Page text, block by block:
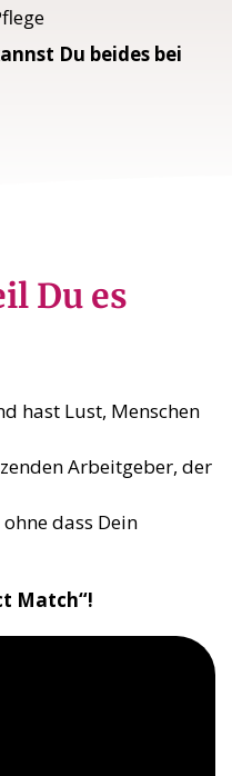
Du beides bei
Du es
hast Lust, Menschen
Arbeitgeber, der
dass Dein
Match“!